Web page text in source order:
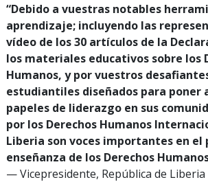
“Debido a vuestras notables
aprendizaje; incluyendo las
vídeo de los 30 artículos de la
los materiales educativos sobre los
Humanos, y por vuestros
estudiantiles diseñados para poner
papeles de liderazgo en sus
por los Derechos Humanos
Liberia son voces importantes en el
enseñanza de los Derechos
— Vicepresidente, República de Liberia